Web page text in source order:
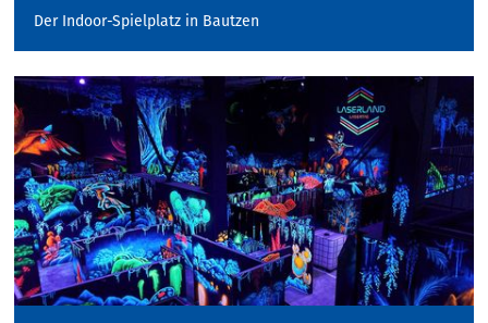
Der Indoor-Spielplatz in Bautzen